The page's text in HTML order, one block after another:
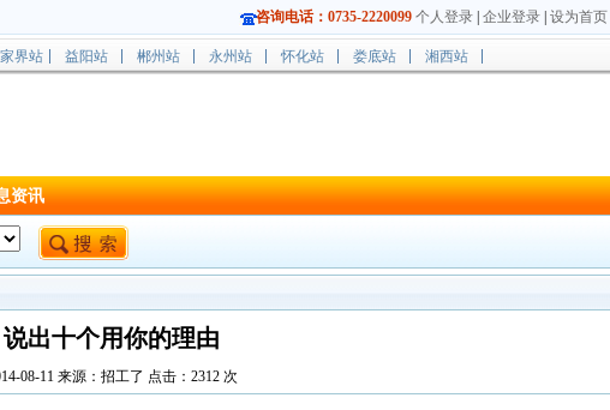
咨询电话：0735-2220099 个人登录 企业登录 设为首页
界站 益阳站 郴州站 永州站 怀化站 娄底站 湘西站
资讯
说出十个用你的理由
08-11 来源：招工了 点击： 2312次